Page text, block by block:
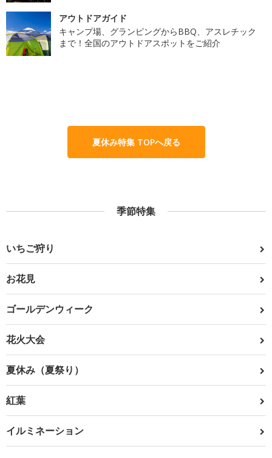
アウトドアガイド
キャンプ場、グランピングからBBQ、アスレチック
まで！全国のアウトドアスポットをご紹介
夏休み特集 TOPへ戻る
季節特集
いちご狩り
お花見
ゴールデンウィーク
花火大会
夏休み（夏祭り）
紅葉
イルミネーション